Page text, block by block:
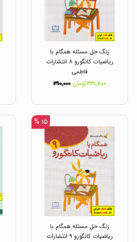
زنگ حل مسئله همگام با
ریاضیات کانگورو ۸ انتشارات
فاطمی
۳۳۱,۵۰۰تومان
۳۹۰,۰۰۰
۱۵ %
زنگ حل مسئله همگام با
ریاضیات کانگورو ۹ انتشارات